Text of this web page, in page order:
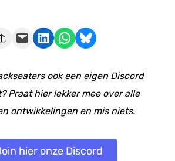
Deze pagina e-mailen Delen op LinkedIn Delen via WhatsApp Share on Bluesky
ook een eigen Discord
Praat hier lekker mee over alle
ontwikkelingen en mis niets.
hier onze Discord